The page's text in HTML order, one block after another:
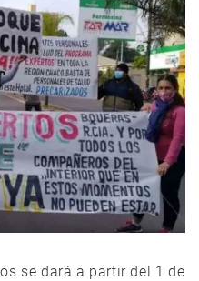
se dará a partir del 1 de